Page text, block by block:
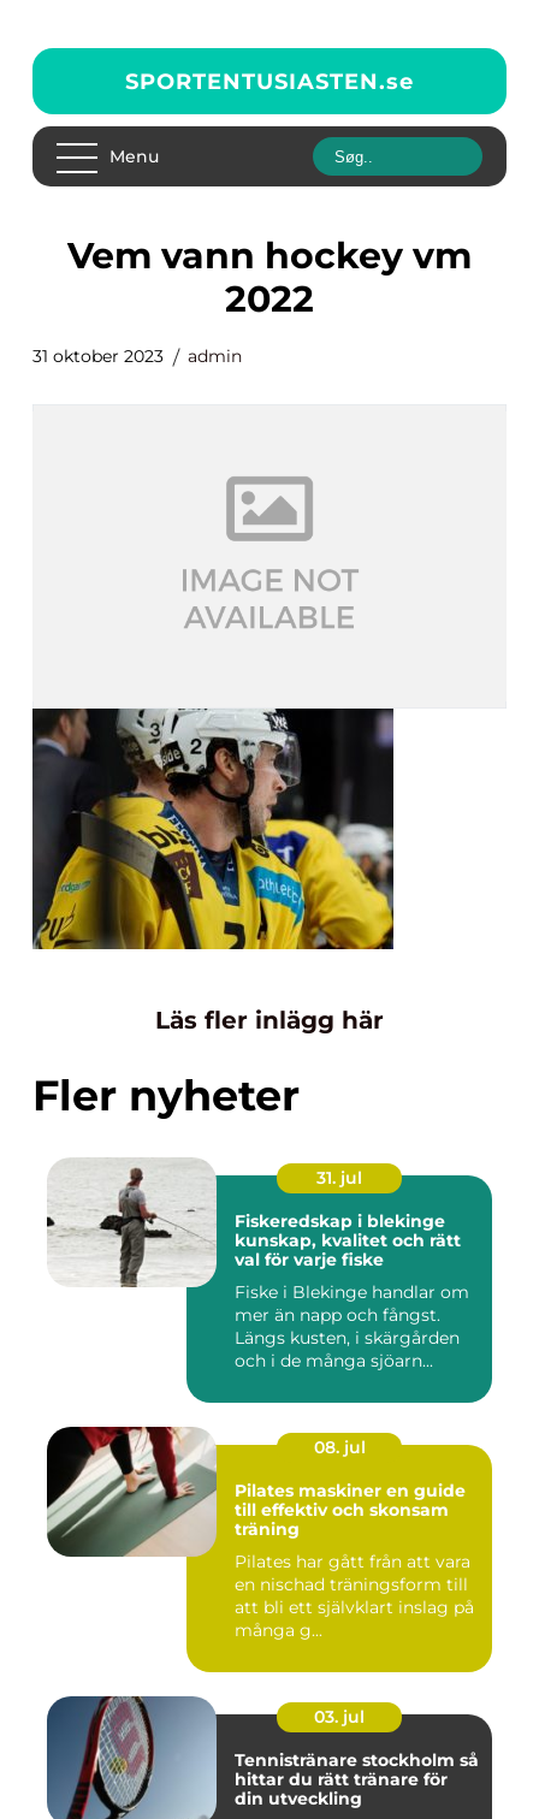
SPORTENTUSIASTEN.se
Menu
vem vann hockey vm
2022
31 oktober 2023 admin
Läs fler inlägg här
Fler nyheter
31. jul
Fiskeredskap i blekinge
kunskap, kvalitet och rätt
val för varje fiske
Fiske i Blekinge handlar om
mer än napp och fångst.
Längs kusten, i skärgården
och i de många sjöarn...
08. jul
Pilates maskiner en guide
till effektiv och skonsam
träning
Pilates har gått från att vara
en nischad träningsform till
att bli ett självklart inslag på
många g...
03. jul
Tennistränare stockholm så
hittar du rätt tränare för
din utveckling